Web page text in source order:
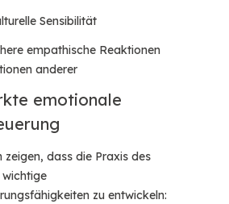
Sensibilität
empathische Reaktionen
anderer
emotionale
zeigen, dass die Praxis des
wichtige
zu entwickeln: